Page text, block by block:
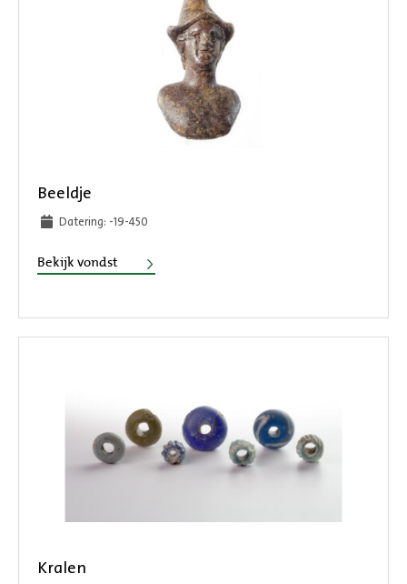
Beeldje
Datering: -19-450
Bekijk vondst Beeldje
Kralen